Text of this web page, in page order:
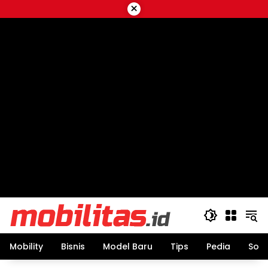
to
×
Mobility Bisnis Model Baru Tips Pedia